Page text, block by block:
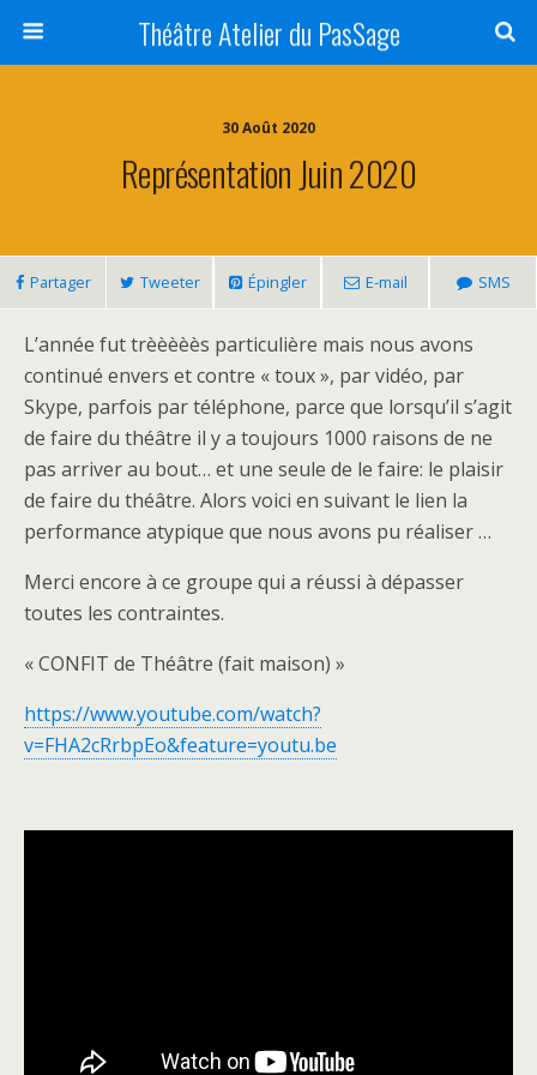
Théâtre Atelier du PasSage
30 Août 2020
Représentation Juin 2020
Partager Tweeter Épingler E-mail SMS
L’année fut trèèèèès particulière mais nous avons
continué envers et contre « toux », par vidéo, par
Skype, parfois par téléphone, parce que lorsqu’il s’agit
de faire du théâtre il y a toujours 1000 raisons de ne
pas arriver au bout… et une seule de le faire: le plaisir
de faire du théâtre. Alors voici en suivant le lien la
performance atypique que nous avons pu réaliser …
Merci encore à ce groupe qui a réussi à dépasser
toutes les contraintes.
« CONFIT de Théâtre (fait maison) »
https://www.youtube.com/watch?
v=FHA2cRrbpEo&feature=youtu.be